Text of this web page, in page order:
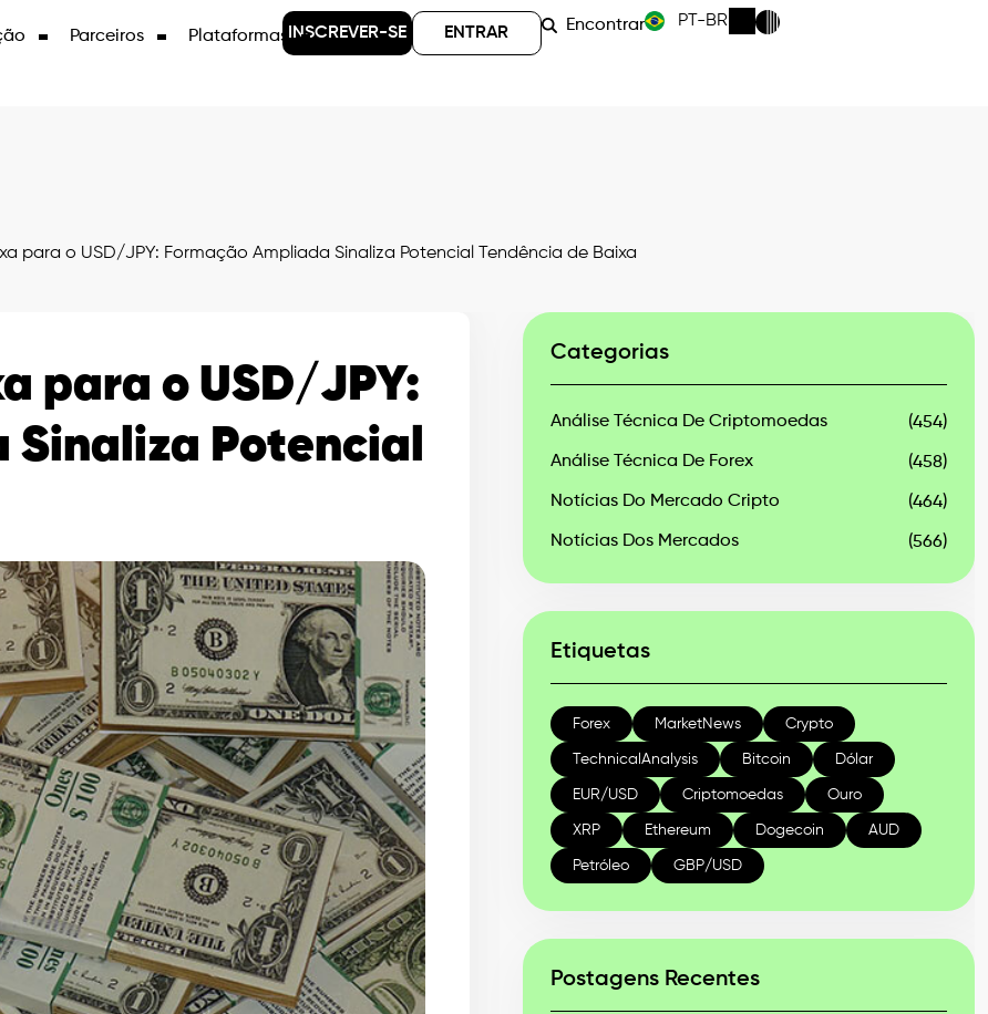
Parceiros Plataformas INSCREVER-SE ENTRAR Encontrar PT-BR
para o USD/JPY: Formação Ampliada Sinaliza Potencial Tendência de Baixa
para o USD/JPY:
Sinaliza Potencial
Categorias
Análise Técnica De Criptomoedas (454)
Análise Técnica De Forex (458)
Notícias Do Mercado Cripto (464)
Notícias Dos Mercados (566)
Etiquetas
Forex MarketNews Crypto
TechnicalAnalysis Bitcoin Dólar
EUR/USD Criptomoedas Ouro
XRP Ethereum Dogecoin AUD
Petróleo GBP/USD
Postagens Recentes